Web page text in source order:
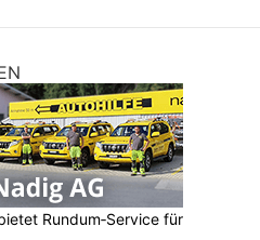
Rundum‑Service für